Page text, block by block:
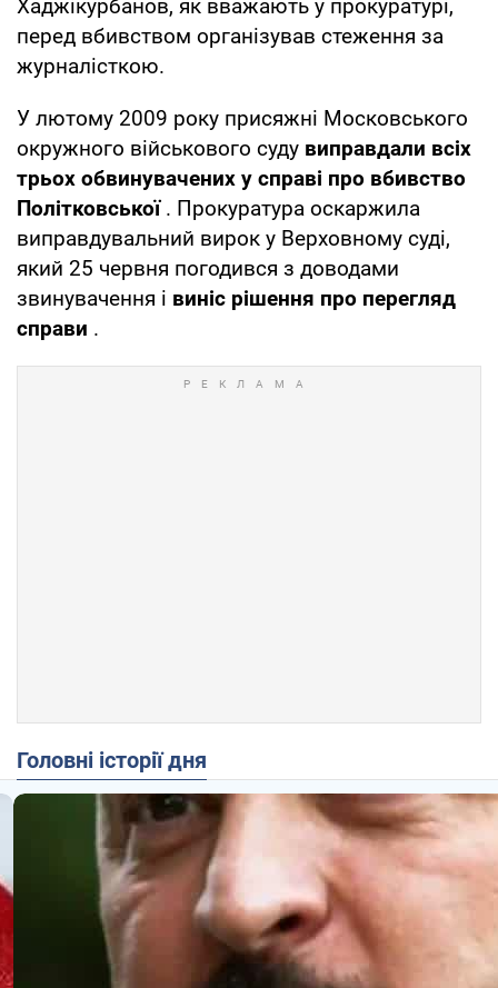
Хаджікурбанов, як вважають у прокуратурі,
перед вбивством організував стеження за
журналісткою.
У лютому 2009 року присяжні Московського
окружного військового суду виправдали всіх
трьох обвинувачених у справі про вбивство
Політковської. Прокуратура оскаржила
виправдувальний вирок у Верховному суді,
який 25 червня погодився з доводами
звинувачення і виніс рішення про перегляд
справи .
Головні історії дня